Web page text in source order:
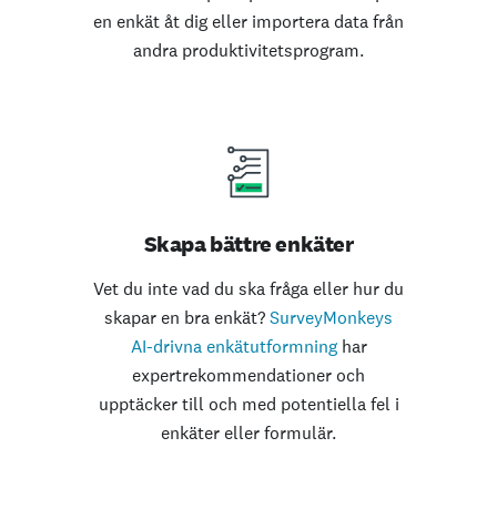
en enkät åt dig eller importera data från
andra produktivitetsprogram.
Skapa bättre enkäter
Vet du inte vad du ska fråga eller hur du
skapar en bra enkät?SurveyMonkeys
AI-drivna enkätutformninghar
expertrekommendationer och
upptäcker till och med potentiella fel i
enkäter eller formulär.